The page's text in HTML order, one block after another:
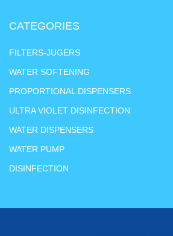
CATEGORIES
FILTERS-JUGERS
WATER SOFTENING
PROPORTIONAL DISPENSERS
ULTRA VIOLET DISINFECTION
WATER DISPENSERS
WATER PUMP
DISINFECTION